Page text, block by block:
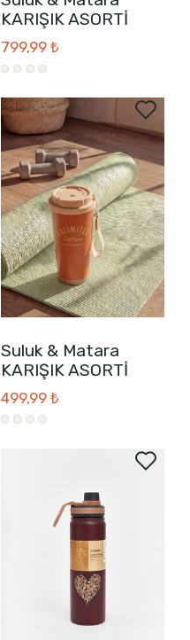
KARIŞIK ASORTİ
799,99 ₺
Suluk & Matara
KARIŞIK ASORTİ
499,99 ₺